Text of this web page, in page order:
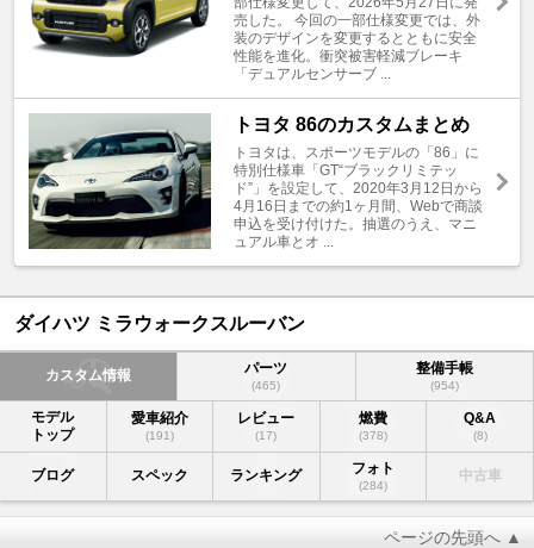
売した。 今回の一部仕様変更では、外
装のデザインを変更するとともに安全
性能を進化。衝突被害軽減ブレーキ
「デュアルセンサーブ ...
トヨタ 86のカスタムまとめ
トヨタは、スポーツモデルの「86」に
特別仕様車「GT“ブラックリミテッ
ド”」を設定して、2020年3月12日から
4月16日までの約1ヶ月間、Webで商談
申込を受け付けた。抽選のうえ、マニ
ュアル車とオ ...
ダイハツ ミラウォークスルーバン
カスタム情報 パーツ
(465)
整備手帳
(954)
モデル
トップ
愛車紹介
(191)
レビュー
(17)
燃費
(378)
Q&A
(8)
ブログ スペック ランキング フォト
(284)
中古車
ページの先頭へ ▲